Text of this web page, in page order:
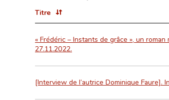
Titre
« Frédéric – Instants de grâce », un roman
27.11.2022.
[Interview de l’autrice Dominique Faure].